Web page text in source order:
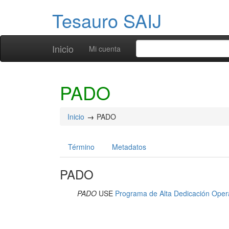
Tesauro SAIJ
Inicio Mi cuenta
PADO
Inicio PADO
Término Metadatos
PADO
PADO USE Programa de Alta Dedicación